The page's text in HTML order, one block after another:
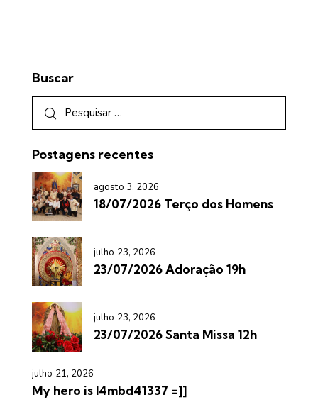
Buscar
Postagens recentes
agosto 3, 2026
18/07/2026 Terço dos Homens
julho 23, 2026
23/07/2026 Adoração 19h
julho 23, 2026
23/07/2026 Santa Missa 12h
julho 21, 2026
My hero is l4mbd41337 =]]